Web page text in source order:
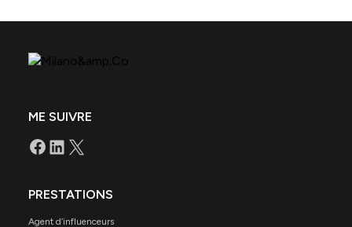
PRESTATIONS
Agent d’influenceurs
ME SUIVRE